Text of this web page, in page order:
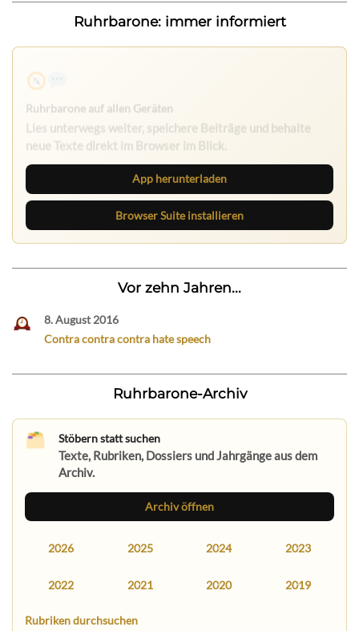
Ruhrbarone: immer informiert
Ruhrbarone auf allen Geräten
Lies unterwegs weiter, speichere Beiträge und behalte
neue Texte direkt im Browser im Blick.
App herunterladen
Browser Suite installieren
Vor zehn Jahren...
8. August 2016
Contra contra contra hate speech
Ruhrbarone-Archiv
Stöbern statt suchen
Texte, Rubriken, Dossiers und Jahrgänge aus dem
Archiv.
Archiv öffnen
2026 2025 2024 2023
2022 2021 2020 2019
Rubriken durchsuchen